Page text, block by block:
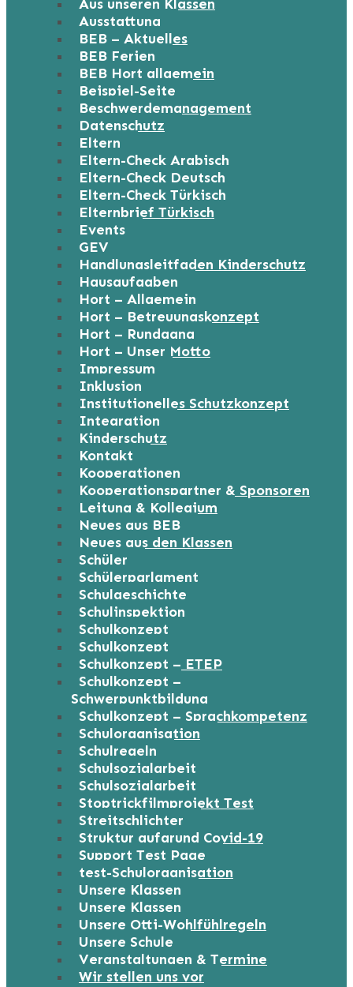
Aus unseren Klassen
Ausstattung
BEB – Aktuelles
BEB Ferien
BEB Hort allgemein
Beispiel-Seite
Beschwerdemanagement
Datenschutz
Eltern
Eltern-Check Arabisch
Eltern-Check Deutsch
Eltern-Check Türkisch
Elternbrief Türkisch
Events
GEV
Handlungsleitfaden Kinderschutz
Hausaufgaben
Hort – Allgemein
Hort – Betreuungskonzept
Hort – Rundgang
Hort – Unser Motto
Impressum
Inklusion
Institutionelles Schutzkonzept
Integration
Kinderschutz
Kontakt
Kooperationen
Kooperationspartner & Sponsoren
Leitung & Kollegium
Neues aus BEB
Neues aus den Klassen
Schüler
Schülerparlament
Schulgeschichte
Schulinspektion
Schulkonzept
Schulkonzept
Schulkonzept – ETEP
Schulkonzept –
Schwerpunktbildung
Schulkonzept – Sprachkompetenz
Schulorganisation
Schulregeln
Schulsozialarbeit
Schulsozialarbeit
Stoptrickfilmprojekt Test
Streitschlichter
Struktur aufgrund Covid-19
Support Test Page
test-Schulorganisation
Unsere Klassen
Unsere Klassen
Unsere Otti-Wohlfühlregeln
Unsere Schule
Veranstaltungen & Termine
Wir stellen uns vor